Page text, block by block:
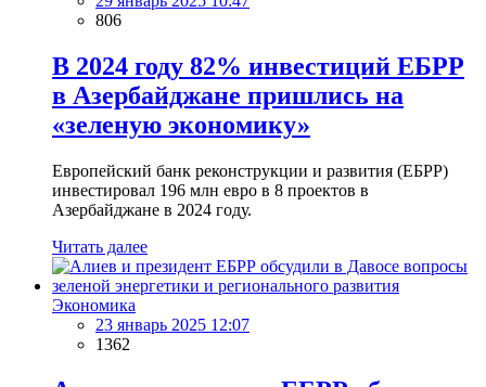
806
В 2024 году 82% инвестиций ЕБРР
в Азербайджане пришлись на
«зеленую экономику»
Европейский банк реконструкции и развития (ЕБРР)
инвестировал 196 млн евро в 8 проектов в
Азербайджане в 2024 году.
Читать далее
Экономика
23 январь 2025 12:07
1362